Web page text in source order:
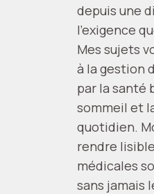
depuis une
l'exigence
Mes sujets
à la gestion
par la santé
sommeil et
quotidien.
rendre
médicales
sans jamais